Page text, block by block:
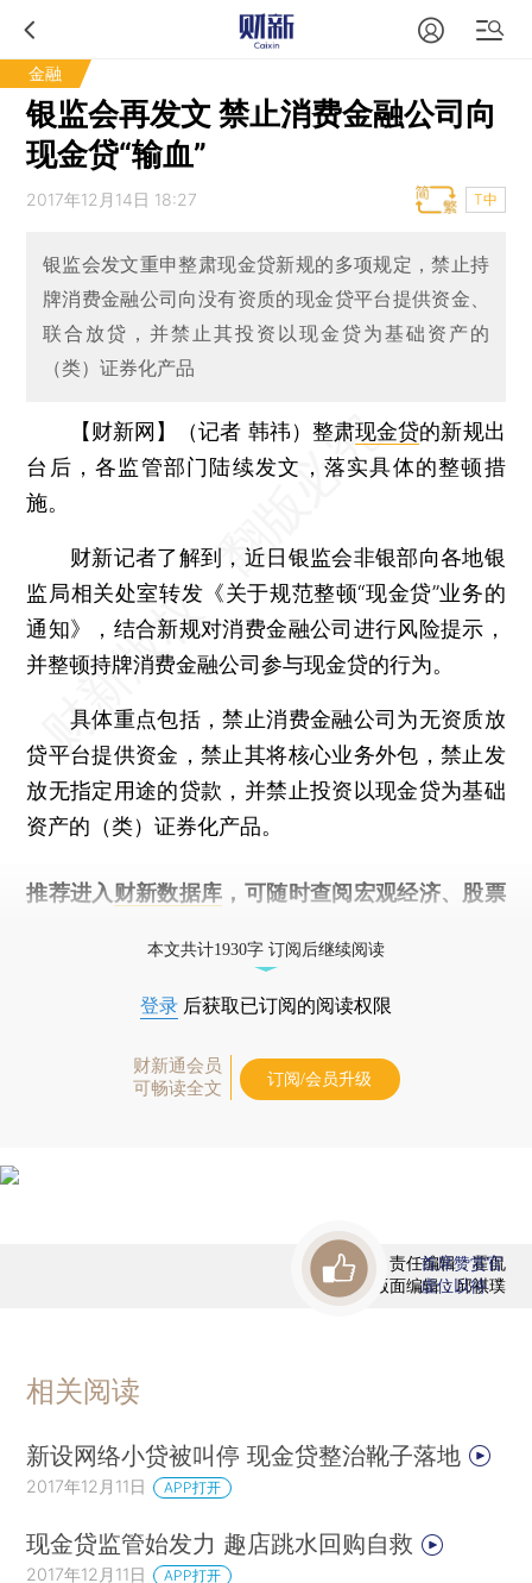
金融
银监会再发文 禁止消费金融公司向
现金贷“输血”
2017年12月14日 18:27 T中
银监会发文重申整肃现金贷新规的多项规定，禁止持
牌消费金融公司向没有资质的现金贷平台提供资金、
联合放贷，并禁止其投资以现金贷为基础资产的
（类）证券化产品
【财新网】（记者 韩祎） 整肃现金贷的新规出
台后，各监管部门陆续发文，落实具体的整顿措
施。
财新记者了解到，近日银监会非银部向各地银
监局相关处室转发《关于规范整顿“现金贷”业务的
通知》，结合新规对消费金融公司进行风险提示，
并整顿持牌消费金融公司参与现金贷的行为。
具体重点包括，禁止消费金融公司为无资质放
贷平台提供资金，禁止其将核心业务外包，禁止发
放无指定用途的贷款，并禁止投资以现金贷为基础
资产的（类）证券化产品。
推荐进入 财新数据库 ，可随时查阅宏观经济、股票
本文共计1930字 订阅后继续阅读
登录 后获取已订阅的阅读权限
财新通会员
可畅读全文
订阅/会员升级
责任编辑：霍侃
版面编辑：邱祺璞
首席赞赏官
虚位以待
相关阅读
新设网络小贷被叫停 现金贷整治靴子落地
2017年12月11日 APP打开
现金贷监管始发力 趣店跳水回购自救
2017年12月11日 APP打开